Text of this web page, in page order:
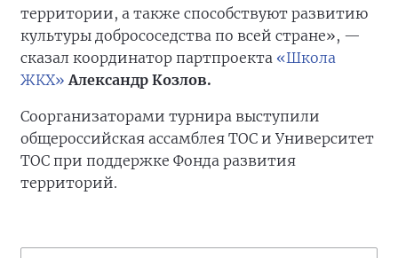
территории, а также способствуют развитию
культуры добрососедства по всей стране», —
сказал координатор партпроекта «Школа
ЖКХ» Александр Козлов.
Соорганизаторами турнира выступили
общероссийская ассамблея ТОС и Университет
ТОС при поддержке Фонда развития
территорий.